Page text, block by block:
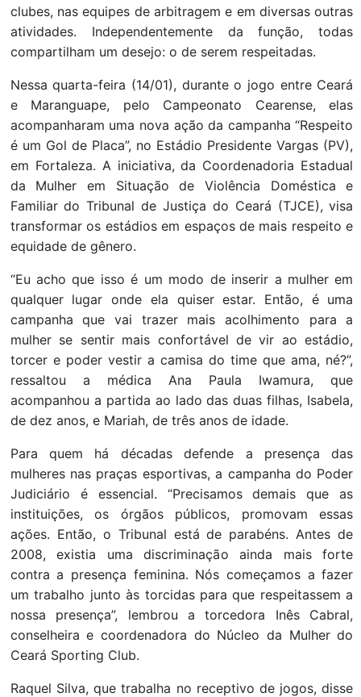
clubes, nas equipes de arbitragem e em diversas outras
atividades. Independentemente da função, todas
compartilham um desejo: o de serem respeitadas.
Nessa quarta-feira (14/01), durante o jogo entre Ceará
e Maranguape, pelo Campeonato Cearense, elas
acompanharam uma nova ação da campanha “Respeito
é um Gol de Placa”, no Estádio Presidente Vargas (PV),
em Fortaleza. A iniciativa, da Coordenadoria Estadual
da Mulher em Situação de Violência Doméstica e
Familiar do Tribunal de Justiça do Ceará (TJCE), visa
transformar os estádios em espaços de mais respeito e
equidade de gênero.
“Eu acho que isso é um modo de inserir a mulher em
qualquer lugar onde ela quiser estar. Então, é uma
campanha que vai trazer mais acolhimento para a
mulher se sentir mais confortável de vir ao estádio,
torcer e poder vestir a camisa do time que ama, né?”,
ressaltou a médica Ana Paula Iwamura, que
acompanhou a partida ao lado das duas filhas, Isabela,
de dez anos, e Mariah, de três anos de idade.
Para quem há décadas defende a presença das
mulheres nas praças esportivas, a campanha do Poder
Judiciário é essencial. “Precisamos demais que as
instituições, os órgãos públicos, promovam essas
ações. Então, o Tribunal está de parabéns. Antes de
2008, existia uma discriminação ainda mais forte
contra a presença feminina. Nós começamos a fazer
um trabalho junto às torcidas para que respeitassem a
nossa presença”, lembrou a torcedora Inês Cabral,
conselheira e coordenadora do Núcleo da Mulher do
Ceará Sporting Club.
Raquel Silva, que trabalha no receptivo de jogos, disse